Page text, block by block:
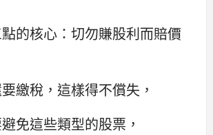
的核心：切勿賺股利而賠價
繳稅，這樣得不償失，
免這些類型的股票，